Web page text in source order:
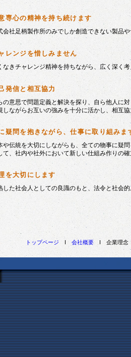
専心の精神を持ち続けます
会社足柄製作所のみでしか創造できない製品
レンジを惜しみません
なきチャレンジ精神を持ちながら、広く深く
発信と相互協力
の意思で問題定義と解決を探り、自ら他人に
しながらお互いの強みを十分に活かし、相互
疑問を抱きながら、仕事に取り組みま
や伝統を大切にしながらも、全ての物事に疑
て、社内や社外において新しい仕組み作りの
を大切にします
した社会人としての良識のもと、法令と社会
トップページ I 会社概要 I 企業理